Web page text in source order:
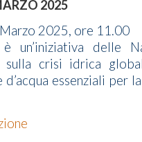
2025
2025, ore 11.00
un’iniziativa delle
sulla crisi idrica
d’acqua essenziali per